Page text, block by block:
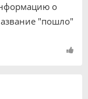
о
"пошло"